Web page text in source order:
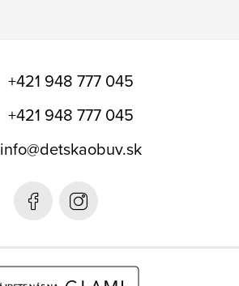
+421 948 777 045
+421 948 777 045
info@detskaobuv.sk